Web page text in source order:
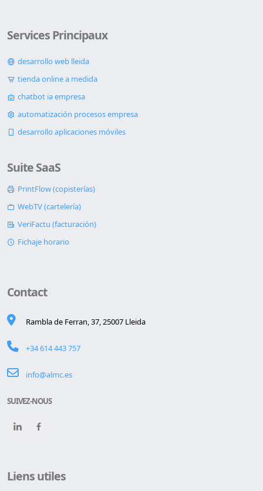
Services Principaux
desarrollo web lleida
tienda online a medida
chatbot ia empresa
automatización procesos empresa
desarrollo aplicaciones móviles
Suite SaaS
PrintFlow (copisterías)
WebTV (cartelería)
VeriFactu (facturación)
Fichaje horario
Contact
Rambla de Ferran, 37, 25007 Lleida
+34 614 443 757
info@almc.es
SUIVEZ-NOUS
Liens utiles